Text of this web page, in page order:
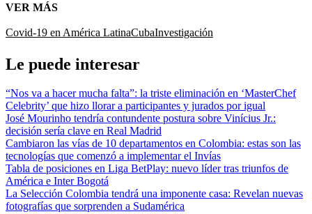
VER MÁS
Covid-19 en América LatinaCubaInvestigación
Le puede interesar
“Nos va a hacer mucha falta”: la triste eliminación en ‘MasterChef
Celebrity’ que hizo llorar a participantes y jurados por igual
José Mourinho tendría contundente postura sobre Vinícius Jr.:
decisión sería clave en Real Madrid
Cambiaron las vías de 10 departamentos en Colombia: estas son las
tecnologías que comenzó a implementar el Invías
Tabla de posiciones en Liga BetPlay: nuevo líder tras triunfos de
América e Inter Bogotá
La Selección Colombia tendrá una imponente casa: Revelan nuevas
fotografías que sorprenden a Sudamérica